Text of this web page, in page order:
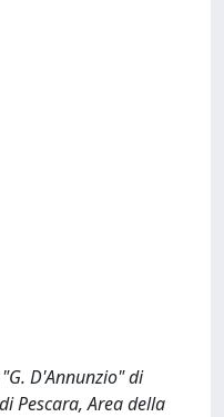
D'Annunzio" di
Pescara, Area della